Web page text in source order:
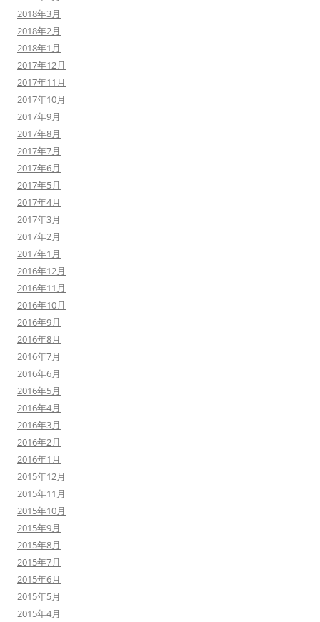
2018年3月
2018年2月
2018年1月
2017年12月
2017年11月
2017年10月
2017年9月
2017年8月
2017年7月
2017年6月
2017年5月
2017年4月
2017年3月
2017年2月
2017年1月
2016年12月
2016年11月
2016年10月
2016年9月
2016年8月
2016年7月
2016年6月
2016年5月
2016年4月
2016年3月
2016年2月
2016年1月
2015年12月
2015年11月
2015年10月
2015年9月
2015年8月
2015年7月
2015年6月
2015年5月
2015年4月